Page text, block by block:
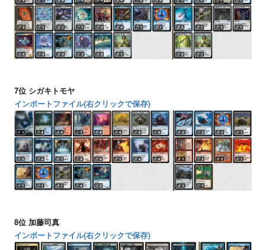
7位 シガキトモヤ
インポートファイル(右クリックで保存)
8位 加藤司真
インポートファイル(右クリックで保存)